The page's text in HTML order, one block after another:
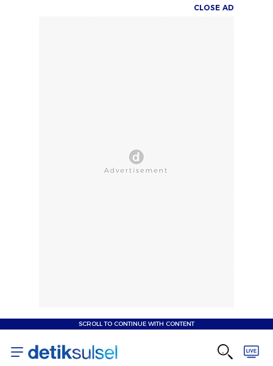
CLOSE AD
SCROLL TO CONTINUE WITH CONTENT